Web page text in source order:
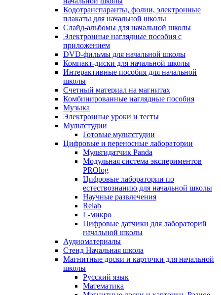
Кодотранспаранты, фолии, электронные
плакаты для начальной школы
Слайд-альбомы для начальной школы
Электронные наглядные пособия с
приложением
DVD-фильмы для начальной школы
Компакт-диски для начальной школы
Интерактивные пособия для начальной
школы
Счетный материал на магнитах
Комбинированные наглядные пособия
Музыка
Электронные уроки и тесты
Мультстудии
Готовые мультстудии
Цифровые и переносные лаборатории
Мультидатчик Panda
Модульная система экспериментов
PROlog
Цифровые лаборатории по
естествознанию для начальной школы
Научные развлечения
Relab
L-микро
Цифровые датчики для лабораторий
начальной школы
Аудиоматериалы
Стенд Начальная школа
Магнитные доски и карточки для начальной
школы
Русский язык
Математика